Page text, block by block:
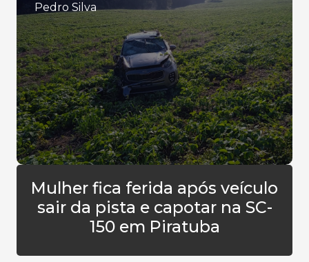
Pedro Silva
Mulher fica ferida após veículo
sair da pista e capotar na SC-
150 em Piratuba